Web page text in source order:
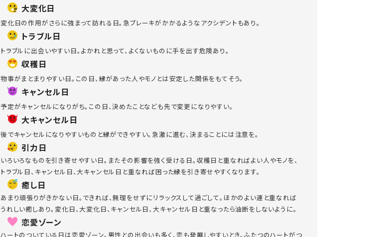
大変化日
変化日の作用がさらに強まって訪れる日。急ブレーキがかかるようなアクシデントもあり。
トラブル日
トラブルに出会いやすい日。よかれと思って、よくないものに手を出す危険あり。
収穫日
物事がまとまりやすい日。この日、縁があった人やモノとは安定した関係をもてそう。
キャンセル日
予定がキャンセルになりがち。この日、決めたことなども先で変更になりやすい。
大キャンセル日
後でキャンセルになりやすいものと縁ができやすい。急激に進む、決まることには注意を。
引力日
いろいろなものを引き寄せやすい日。またその影響を強く受ける日。収穫日と重なればよい人やモノを、
トラブル日、キャンセル日、大キャンセル日と重なれば困った縁を引き寄せやすくなります。
癒し日
あまり頑張りがきかない日。できれば、無理をせずにリラックスして過ごして。ほかのよい運と重なれば
うれしい癒しあり。変化日、大変化日、キャンセル日、大キャンセル日と重なったら油断をしないように。
恋愛ゾーン
ハートのついている日は恋愛ゾーン。男性との出会いも多く、恋も発展しやすいとき。ふたつのハートがつ